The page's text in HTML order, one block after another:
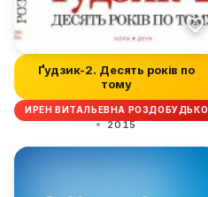
Ґудзик-2. Десять років по
тому
ИРЕН ВИТАЛЬЕВНА РОЗДОБУДЬКО
2015